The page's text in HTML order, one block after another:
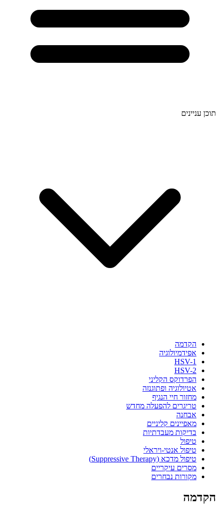
תוכן עניינים
הקדמה
אפידמיולוגיה
HSV-1
HSV-2
הפרדוקס הקליני
אטיולוגיה ופתוגנזה
מחזור חיי הנגיף
טריגרים להפעלה מחדש
אבחנה
מאפיינים קליניים
בדיקות מעבדתיות
טיפול
טיפול אנטי-ויראלי
טיפול מדכא (Suppressive Therapy)
מסרים עיקריים
מקורות נבחרים
הקדמה